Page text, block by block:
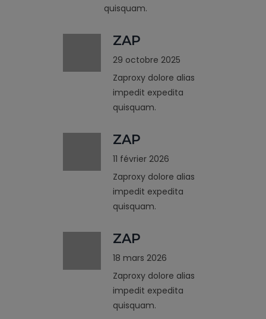
quisquam.
ZAP
29 octobre 2025
Zaproxy dolore alias
impedit expedita
quisquam.
ZAP
11 février 2026
Zaproxy dolore alias
impedit expedita
quisquam.
ZAP
18 mars 2026
Zaproxy dolore alias
impedit expedita
quisquam.